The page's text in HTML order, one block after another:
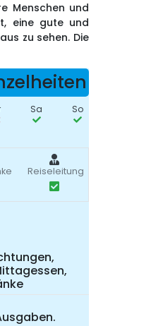
Menschen und
eine gute und
zu sehen. Die
Sa So
Reiseleitung